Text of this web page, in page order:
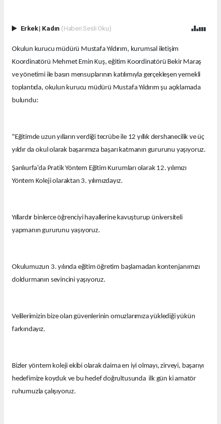
Erkek| Kadın (Haberi Sesli Oku)
Okulun kurucu müdürü Mustafa Yıldırım, kurumsal iletişim
Koordinatörü Mehmet Emin Kuş, eğitim Koordinatörü Bekir Maraş
ve yönetimi ile basın mensuplarının katılımıyla gerçekleşen yemekli
toplantıda, okulun kurucu müdürü Mustafa Yıldırım şu açıklamada
bulundu:
"Eğitimde uzun yılların verdiği tecrübe ile 12 yıllık dershanecilik ve üç
yıldır da okul olarak başarımıza başarı katmanın gururunu yaşıyoruz.
Şanlıurfa’da Pratik Yöntem Eğitim Kurumları olarak 12. yılımızı
Yöntem Koleji olaraktan 3. yılımızdayız.
Yıllardır binlerce öğrenciyi hayallerine kavuşturup üniversiteli
yapmanın gururunu yaşıyoruz.
Okulumuzun 3. yılında eğitim öğretim başlamadan kontenjanımızı
doldurmanın sevincini yaşıyoruz.
Velilerimizin bize olan güvenlerinin omuzlarımıza yüklediği yükün
farkındayız.
Bizler yöntem koleji ekibi olarak daima en iyi olmayı, zirveyi, başarıyı
hedefimize koyduk ve bu hedef doğrultusunda ilk gün ki amatör
ruhumuzla çalışıyoruz.